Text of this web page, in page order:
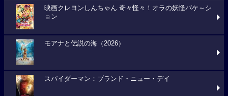
映画クレヨンしんちゃん 奇々怪々！オラの妖怪バケ～シ
ョン
モアナと伝説の海（2026）
スパイダーマン：ブランド・ニュー・デイ